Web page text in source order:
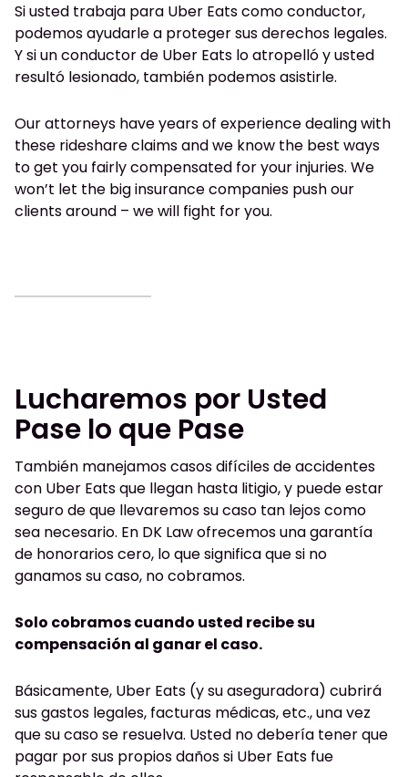
Si usted trabaja para Uber Eats como conductor,
podemos ayudarle a proteger sus derechos legales.
Y si un conductor de Uber Eats lo atropelló y usted
resultó lesionado, también podemos asistirle.
Our attorneys have years of experience dealing with
these rideshare claims and we know the best ways
to get you fairly compensated for your injuries. We
won’t let the big insurance companies push our
clients around – we will fight for you.
Lucharemos por Usted
Pase lo que Pase
También manejamos casos difíciles de accidentes
con Uber Eats que llegan hasta litigio, y puede estar
seguro de que llevaremos su caso tan lejos como
sea necesario. En DK Law ofrecemos una garantía
de honorarios cero, lo que significa que si no
ganamos su caso, no cobramos.
Solo cobramos cuando usted recibe su
compensación al ganar el caso.
Básicamente, Uber Eats (y su aseguradora) cubrirá
sus gastos legales, facturas médicas, etc., una vez
que su caso se resuelva. Usted no debería tener que
pagar por sus propios daños si Uber Eats fue